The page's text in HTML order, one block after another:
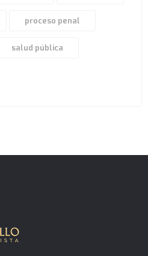
proceso penal
salud pública